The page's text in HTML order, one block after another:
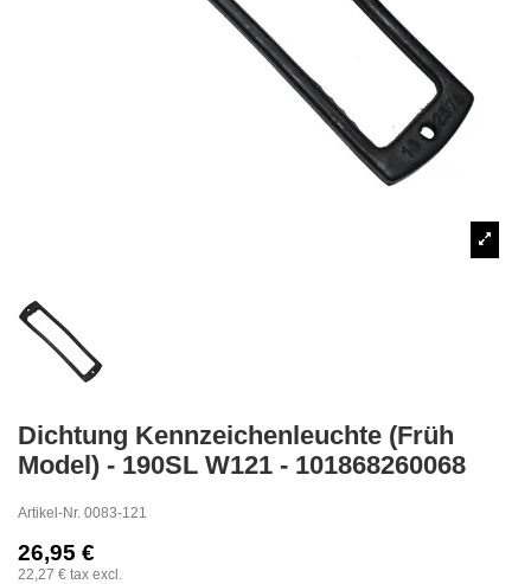
Dichtung Kennzeichenleuchte (Früh
Model) - 190SL W121 - 101868260068
Artikel-Nr. 0083-121
26,95 €
22,27 € tax excl.